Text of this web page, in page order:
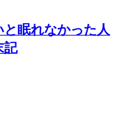
眠れなかった人
記